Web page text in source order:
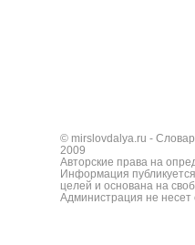
© mirslovdalya.ru -
2009
Авторские права на
Информация
целей и основана на
Администрация не несет